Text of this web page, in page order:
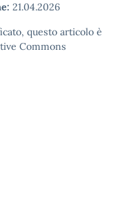
21.04.2026
questo articolo è
Commons